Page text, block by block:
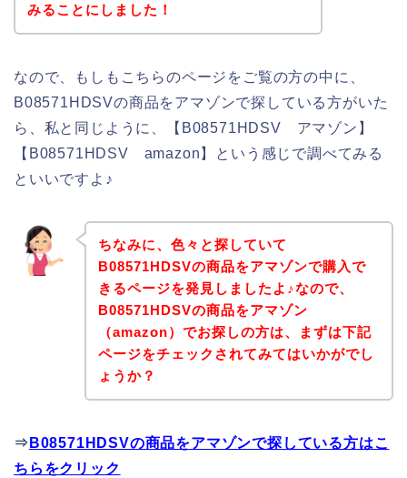
みることにしました！
なので、もしもこちらのページをご覧の方の中に、
B08571HDSVの商品をアマゾンで探している方がいた
ら、私と同じように、【B08571HDSV アマゾン】
【B08571HDSV amazon】という感じで調べてみる
といいですよ♪
ちなみに、色々と探していて
B08571HDSVの商品をアマゾンで購入で
きるページを発見しましたよ♪なので、
B08571HDSVの商品をアマゾン
（amazon）でお探しの方は、まずは下記
ページをチェックされてみてはいかがでし
ょうか？
⇒ B08571HDSVの商品をアマゾンで探している方はこ
ちらをクリック